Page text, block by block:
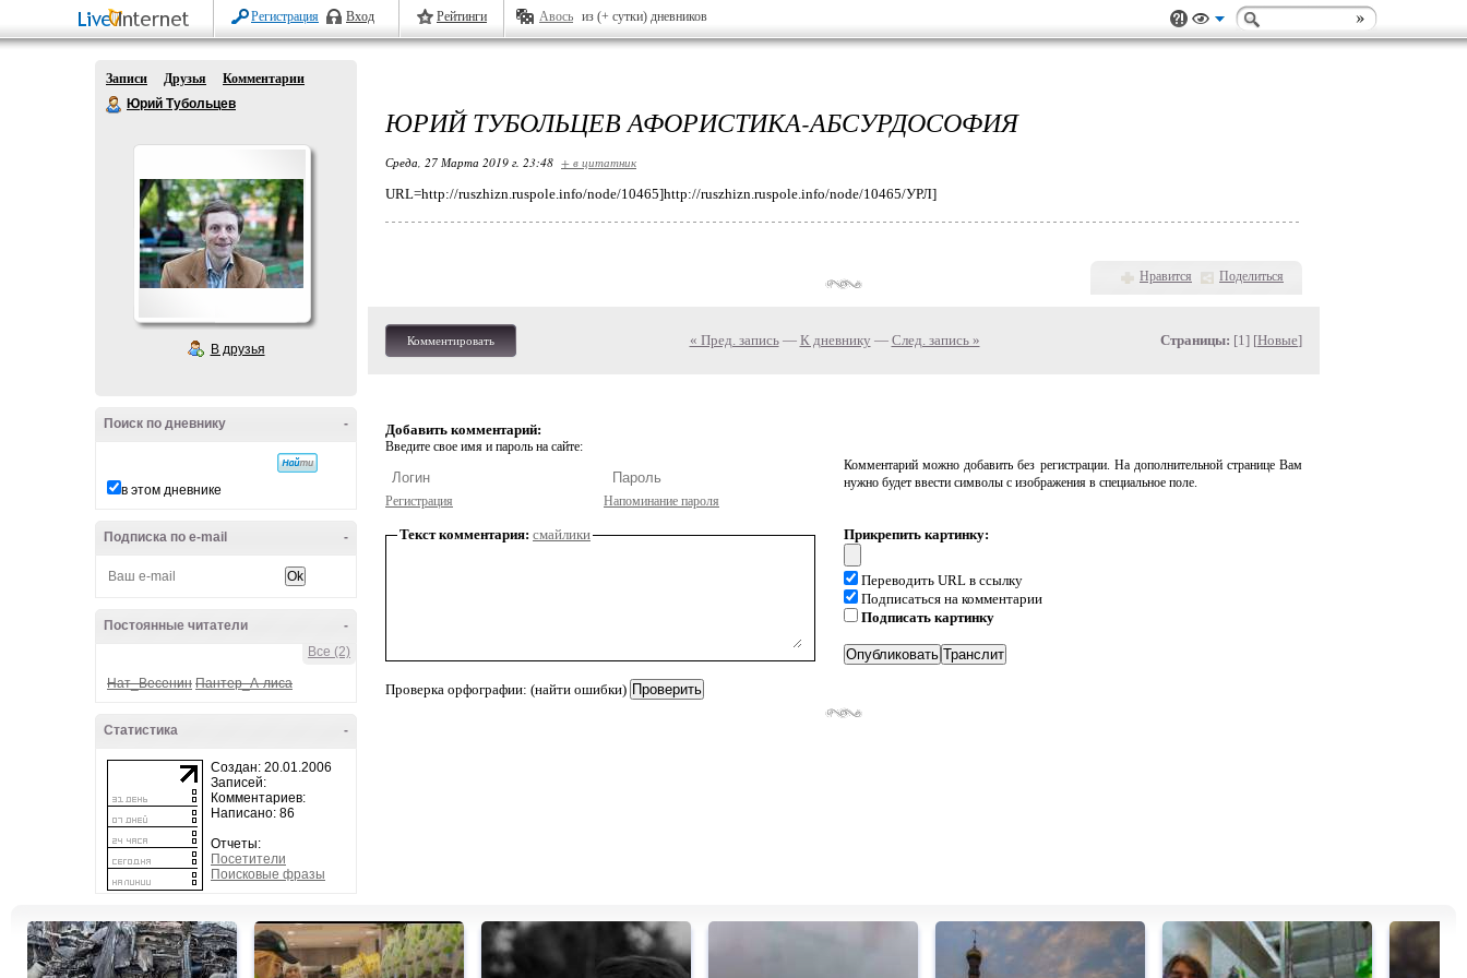
Регистрация Вход Рейтинги Авось из (+ сутки) дневников
Записи Друзья
Комментарии
Юрий Тубольцев
В друзья
-
Поиск по дневнику
в этом дневнике
-
Подписка по e-mail
-
Постоянные читатели
Все (2)
Нат_Весенин Пантер_А-лиса
-
Статистика
Создан: 20.01.2006
Записей:
Комментариев:
Написано: 86
Отчеты:
Посетители
Поисковые фразы
ЮРИЙ ТУБОЛЬЦЕВ АФОРИСТИКА-АБСУРДОСОФИЯ
Среда, 27 Марта 2019 г. 23:48 + в цитатник
URL=http://ruszhizn.ruspole.info/node/10465]http://ruszhizn.ruspole.info/node/10465/УРЛ]
Нравится Поделиться
Комментировать « Пред. запись— К дневнику — След. запись » Страницы: [1] [Новые]
Добавить комментарий:
Введите свое имя и пароль на сайте:
Регистрация Напоминание пароля
Комментарий можно добавить без регистрации. На дополнительной странице Вам
нужно будет ввести символы с изображения в специальное поле.
Текст комментария: смайлики
Проверка орфографии: (найти ошибки)
Прикрепить картинку:
Переводить URL в ссылку
Подписаться на комментарии
Подписать картинку